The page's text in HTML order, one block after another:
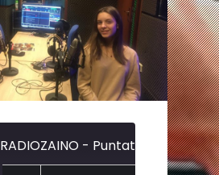
RADIOZAINO - Puntata del 15